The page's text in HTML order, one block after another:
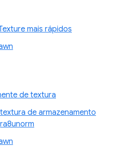
mais rápidos
de textura
de armazenamento